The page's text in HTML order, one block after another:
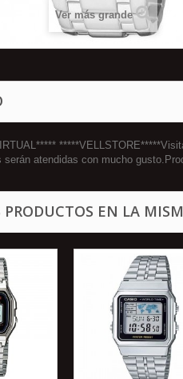
Ver más grande
serán atendidas con mucho
PRODUCTOS EN LA